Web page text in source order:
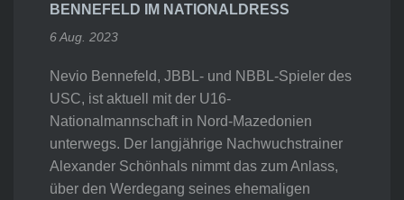
BENNEFELD IM NATIONALDRESS
6 Aug. 2023
Nevio Bennefeld, JBBL- und NBBL-Spieler des
USC, ist aktuell mit der U16-
Nationalmannschaft in Nord-Mazedonien
unterwegs. Der langjährige Nachwuchstrainer
Alexander Schönhals nimmt das zum Anlass,
über den Werdegang seines ehemaligen